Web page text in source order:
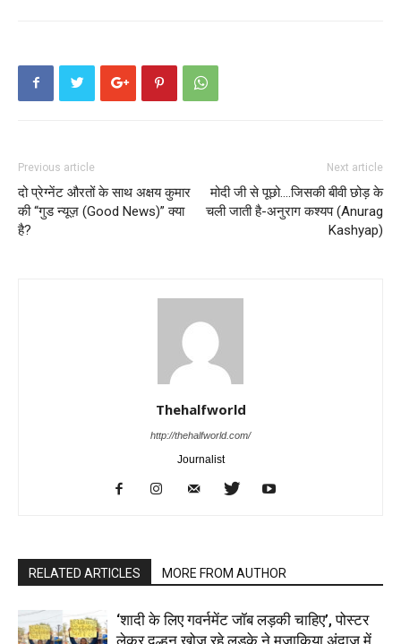
Previous article
दो प्रेग्नेंट औरतों के साथ अक्षय कुमार
की “गुड न्यूज़ (Good News)” क्या
है?
Next article
मोदी जी से पूछो….जिसकी बीवी छोड़ के
चली जाती है-अनुराग कश्यप (Anurag
Kashyap)
Thehalfworld
http://thehalfworld.com/
Journalist
RELATED ARTICLES MORE FROM AUTHOR
‘शादी के लिए गवर्नमेंट जॉब लड़की चाहिए’, पोस्टर
लेकर दुल्हन खोज रहे लड़के ने मजाकिया अंदाज़ में